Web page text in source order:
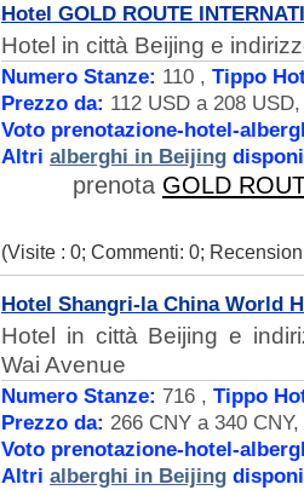
Hotel GOLD ROUTE
Hotel in città Beijing e
Numero Stanze: 110 , Tippo
Prezzo da: 112 USD a 208
Voto prenotazione-hotel-
Altri alberghi in Beijing
prenota GOLD
(Visite : 0; Commenti: 0;
Hotel Shangri-la China World
Hotel in città Beijing e
Wai Avenue
Numero Stanze: 716 , Tippo
Prezzo da: 266 CNY a 340
Voto prenotazione-hotel-
Altri alberghi in Beijing